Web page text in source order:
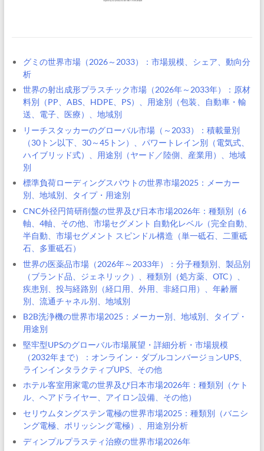
グミの世界市場（2026～2033）：市場規模、シェア、動向分
析
世界の射出成形プラスチック市場（2026年～2033年）：原材
料別（PP、ABS、HDPE、PS）、用途別（包装、自動車・輸
送、電子、医療）、地域別
リーチスタッカーのグローバル市場（～2033）：積載量別
（30トン以下、30～45トン）、パワートレイン別（電気式、
ハイブリッド式）、用途別（ヤード／陸側、産業用）、地域
別
標準負荷ローディングスパウトの世界市場2025：メーカー
別、地域別、タイプ・用途別
CNC外径円筒研削盤の世界及び日本市場2026年：種類別（6
軸、4軸、その他、市場セグメント 自動化レベル（完全自動、
半自動、市場セグメント スピンドル構造（単一砥石、二重砥
石、多重砥石）
世界の医薬品市場（2026年～2033年）：分子種類別、製品別
（ブランド品、ジェネリック）、種類別（処方薬、OTC）、
疾患別、投与経路別（経口用、外用、非経口用）、年齢層
別、流通チャネル別、地域別
B2B洗浄機の世界市場2025：メーカー別、地域別、タイプ・
用途別
堅牢型UPSのグローバル市場展望・詳細分析・市場規模
（2032年まで）：オンライン・ダブルコンバージョンUPS、
ラインインタラクティブUPS、その他
ホテル客室用家電の世界及び日本市場2026年：種類別（ケト
ル、ヘアドライヤー、アイロン設備、その他）
セリウムタングステン電極の世界市場2025：種類別（バニシ
ング電極、ポリッシング電極）、用途別分析
ディンプルプラスティ治療の世界市場2026年